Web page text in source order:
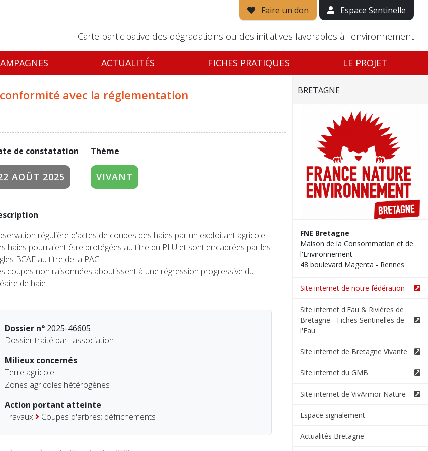
Faire un don Espace Sentinelle
Carte participative des dégradations ou des initiatives favorables à l'environnement
ACTUALITÉS FICHES PRATIQUES LE PROJET
avec la réglementation
de constatation
AOÛT 2025
Thème
VIVANT
régulière d'actes de coupes des haies par un exploitant agricole.
haies pourraient être protégées au titre du PLU et sont encadrées par les
BCAE au titre de la PAC.
coupes non raisonnées aboutissent à une régression progressive du
de haie.
Dossier n°2025-46605
Dossier traité par l'association
Milieux concernés
Terre agricole
Zones agricoles hétérogènes
Action portant atteinte
Travaux
Coupes d'arbres; défrichements
BRETAGNE
FNE Bretagne
Maison de la Consommation et de
l'Environnement
48 boulevard Magenta - Rennes
Site internet de notre fédération
Site internet d'Eau & Rivières de
Bretagne - Fiches Sentinelles de
l'Eau
Site internet de Bretagne Vivante
Site internet du GMB
Site internet de VivArmor Nature
Espace signalement
Actualités Bretagne